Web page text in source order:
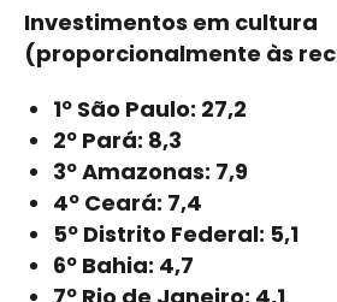
Investimentos em cultura
(proporcionalmente às
1º São Paulo: 27,2
2º Pará: 8,3
3º Amazonas: 7,9
4º Ceará: 7,4
5º Distrito Federal: 5,1
6º Bahia: 4,7